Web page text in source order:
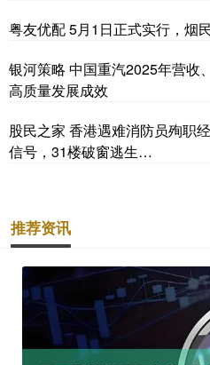
粤友优配 5月1日正式实行，烟
银河策略 中国重汽2025年营收
高质量发展成效
股民之家 香港遇难消防员殉职
信号，31楼破窗逃生…
推荐资讯